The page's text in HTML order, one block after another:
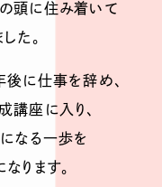
頭に住み着いて
た。
後に仕事を辞め、
講座に入り、
になる一歩を
ります。